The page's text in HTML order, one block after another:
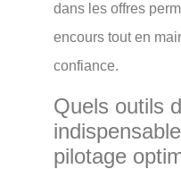
dans les offres
encours tout en
confiance.
Quels outils
pilotage